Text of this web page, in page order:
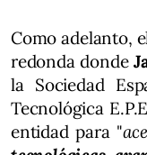
Como adelanto,
redonda donde
la Sociedad
Tecnológica
entidad para "